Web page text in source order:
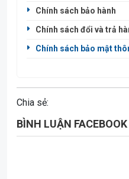
Chính sách bảo hành
Chính sách đổi và trả
Chính sách bảo mật
Chia sẻ:
BÌNH LUẬN FACEBOOK